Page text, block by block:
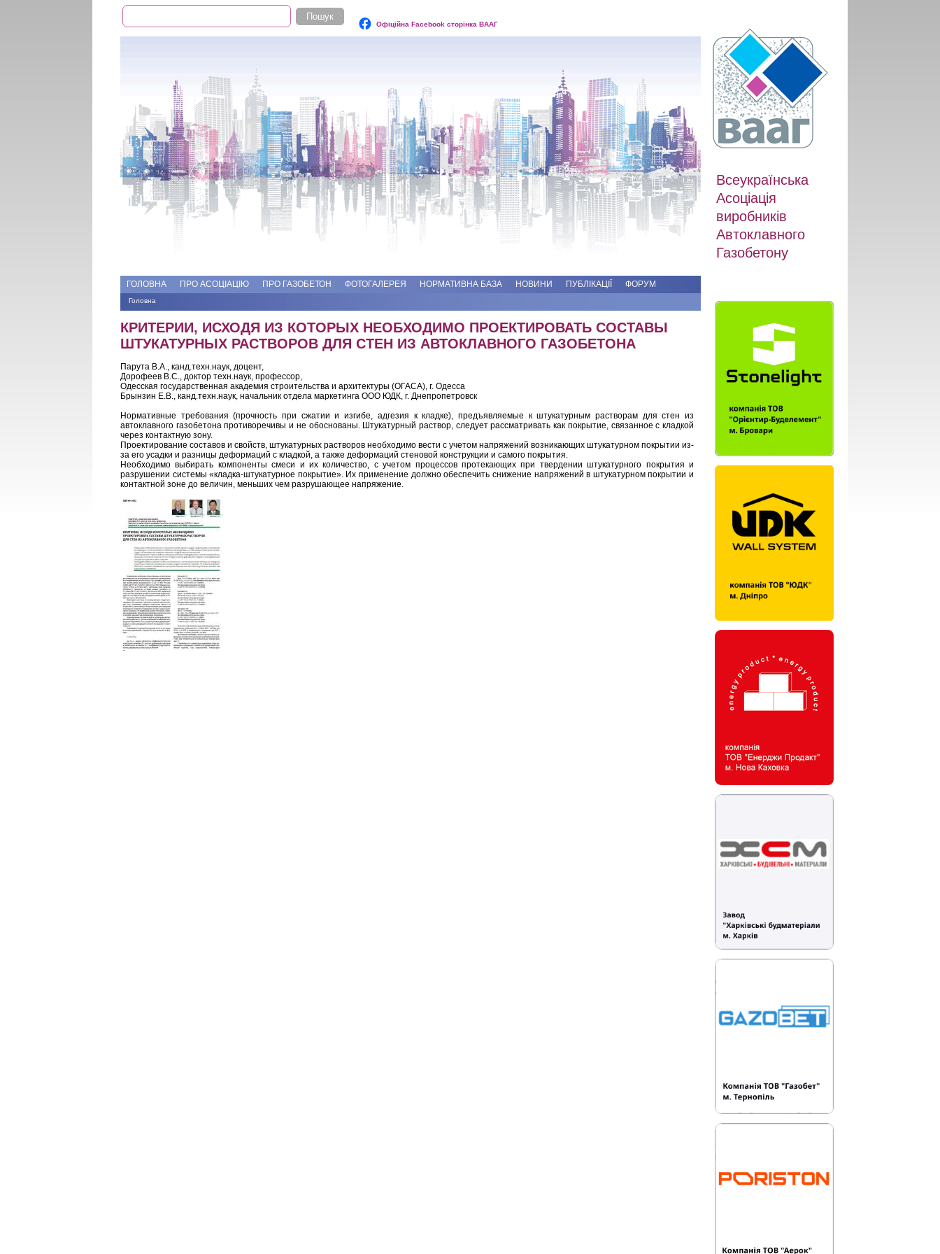
Пошукова форма
Пошук
Офіційна Facebook сторінка ВААГ
Всеукраїнська
Асоціація
виробників
Автоклавного
Газобетону
ГОЛОВНА ПРО АСОЦІАЦІЮ ПРО ГАЗОБЕТОН ФОТОГАЛЕРЕЯ НОРМАТИВНА БАЗА НОВИНИ ПУБЛІКАЦІЇ ФОРУМ
Ви є тут
Головна
КРИТЕРИИ, ИСХОДЯ ИЗ КОТОРЫХ НЕОБХОДИМО ПРОЕКТИРОВАТЬ СОСТАВЫ
ШТУКАТУРНЫХ РАСТВОРОВ ДЛЯ СТЕН ИЗ АВТОКЛАВНОГО ГАЗОБЕТОНА
Парута В.А., канд.техн.наук, доцент,
Дорофеев В.С., доктор техн.наук, профессор,
Одесская государственная академия строительства и архитектуры (ОГАСА), г. Одесса
Брынзин Е.В., канд.техн.наук, начальник отдела маркетинга ООО ЮДК, г. Днепропетровск
Нормативные требования (прочность при сжатии и изгибе, адгезия к кладке), предъявляемые к штукатурным растворам для стен из
автоклавного газобетона противоречивы и не обоснованы. Штукатурный раствор, следует рассматривать как покрытие, связанное с кладкой
через контактную зону.
Проектирование составов и свойств, штукатурных растворов необходимо вести с учетом напряжений возникающих штукатурном покрытии из-
за его усадки и разницы деформаций с кладкой, а также деформаций стеновой конструкции и самого покрытия.
Необходимо выбирать компоненты смеси и их количество, с учетом процессов протекающих при твердении штукатурного покрытия и
разрушении системы «кладка-штукатурное покрытие». Их применение должно обеспечить снижение напряжений в штукатурном покрытии и
контактной зоне до величин, меньших чем разрушающее напряжение.